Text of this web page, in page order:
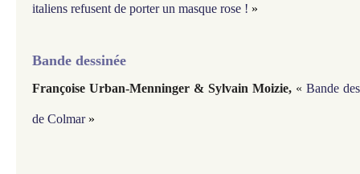
italiens refusent de porter un masque rose ! »
Bande dessinée
Françoise Urban-Menninger & Sylvain Moizie, « Bande
de Colmar »